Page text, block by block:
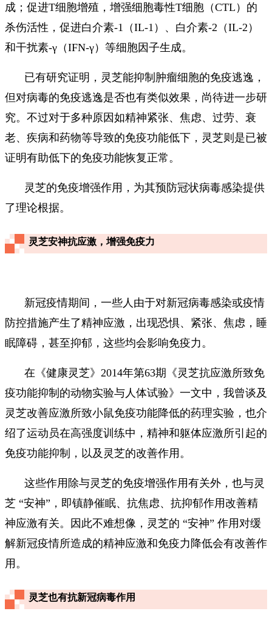
成；促进T细胞增殖，增强细胞毒性T细胞（CTL）的
杀伤活性，促进白介素-1（IL-1）、白介素-2（IL-2）
和干扰素-γ（IFN-γ）等细胞因子生成。
已有研究证明，灵芝能抑制肿瘤细胞的免疫逃逸，
但对病毒的免疫逃逸是否也有类似效果，尚待进一步研
究。不过对于多种原因如精神紧张、焦虑、过劳、衰
老、疾病和药物等导致的免疫功能低下，灵芝则是已被
证明有助低下的免疫功能恢复正常。
灵芝的免疫增强作用，为其预防冠状病毒感染提供
了理论根据。
灵芝安神抗应激，增强免疫力
新冠疫情期间，一些人由于对新冠病毒感染或疫情
防控措施产生了精神应激，出现恐惧、紧张、焦虑，睡
眠障碍，甚至抑郁，这些均会影响免疫力。
在《健康灵芝》2014年第63期《灵芝抗应激所致免
疫功能抑制的动物实验与人体试验》一文中，我曾谈及
灵芝改善应激所致小鼠免疫功能降低的药理实验，也介
绍了运动员在高强度训练中，精神和躯体应激所引起的
免疫功能抑制，以及灵芝的改善作用。
这些作用除与灵芝的免疫增强作用有关外，也与灵
芝 “安神”，即镇静催眠、抗焦虑、抗抑郁作用改善精
神应激有关。因此不难想像，灵芝的 “安神” 作用对缓
解新冠疫情所造成的精神应激和免疫力降低会有改善作
用。
灵芝也有抗新冠病毒作用